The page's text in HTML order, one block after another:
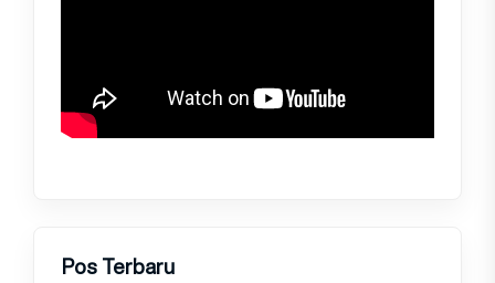
Pos Terbaru